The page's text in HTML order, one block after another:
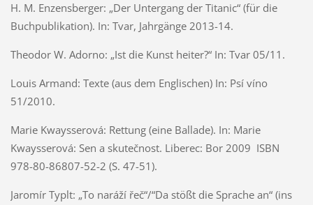
H. M. Enzensberger: „Der Untergang der Titanic“ (für die
Buchpublikation). In: Tvar, Jahrgänge 2013-14.
Theodor W. Adorno: „Ist die Kunst heiter?“ In: Tvar 05/11.
Louis Armand: Texte (aus dem Englischen) In: Psí víno
51/2010.
Marie Kwaysserová: Rettung (eine Ballade). In: Marie
Kwaysserová: Sen a skutečnost. Liberec: Bor 2009 ISBN
978-80-86807-52-2 (S. 47-51).
Jaromír Typlt: „To naráží řeč“/“Da stößt die Sprache an“ (ins